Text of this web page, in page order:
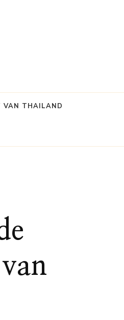
VAN THAILAND